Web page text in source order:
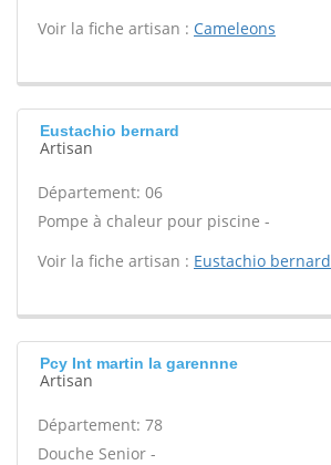
Voir la fiche artisan : Cameleons
Eustachio bernard
Artisan
Département: 06
Pompe à chaleur pour piscine -
Voir la fiche artisan : Eustachio bernard
Pcy Int martin la garennne
Artisan
Département: 78
Douche Senior -